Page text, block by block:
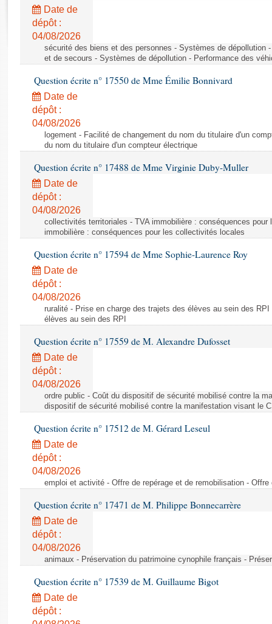
Rapports législatifs
Rapports sur l'application des lois
Baromètre de l’application des lois
Dossiers législatifs
Budget et sécurité sociale
Questions écrites et orales
Comptes rendus des débats
Date de
dépôt :
04/08/2026
sécurité des biens et des personnes - Systèmes de dépollution
et de secours - Systèmes de dépollution - Performance des
Question écrite n° 17550 de Mme Émilie Bonnivard
Date de
dépôt :
04/08/2026
logement - Facilité de changement du nom du titulaire d'un
du nom du titulaire d'un compteur électrique
Question écrite n° 17488 de Mme Virginie Duby-Muller
Date de
dépôt :
04/08/2026
collectivités territoriales - TVA immobilière : conséquences
immobilière : conséquences pour les collectivités locales
Question écrite n° 17594 de Mme Sophie-Laurence Roy
Date de
dépôt :
04/08/2026
ruralité - Prise en charge des trajets des élèves au sein des
élèves au sein des RPI
Question écrite n° 17559 de M. Alexandre Dufosset
Date de
dépôt :
04/08/2026
ordre public - Coût du dispositif de sécurité mobilisé contre la
dispositif de sécurité mobilisé contre la manifestation visant le
Question écrite n° 17512 de M. Gérard Leseul
Date de
dépôt :
04/08/2026
emploi et activité - Offre de repérage et de remobilisation -
Question écrite n° 17471 de M. Philippe Bonnecarrère
Date de
dépôt :
04/08/2026
animaux - Préservation du patrimoine cynophile français -
Question écrite n° 17539 de M. Guillaume Bigot
Date de
dépôt :